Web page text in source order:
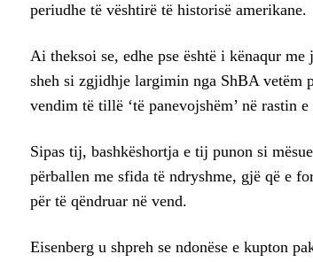
periudhe të vështirë të historisë amerikane.
Ai theksoi se, edhe pse është i kënaqur
sheh si zgjidhje largimin nga ShBA vetëm
vendim të tillë ‘të panevojshëm’ në rastin
Sipas tij, bashkëshortja e tij punon si
përballen me sfida të ndryshme, gjë që e
për të qëndruar në vend.
Eisenberg u shpreh se ndonëse e kupton